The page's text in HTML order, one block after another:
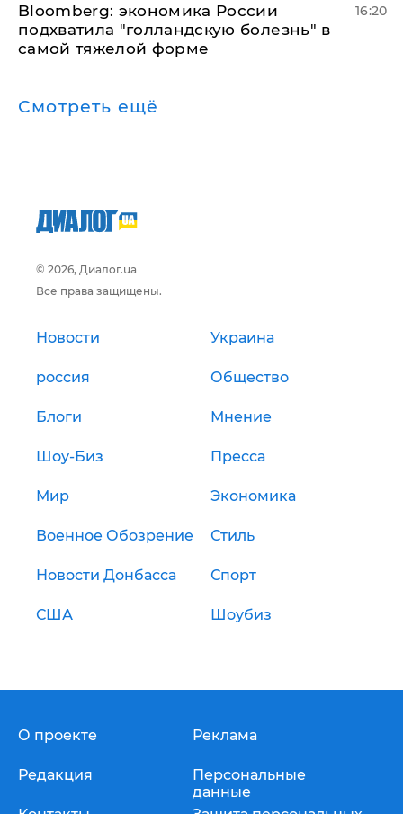
Bloomberg: экономика России
подхватила "голландскую болезнь" в
самой тяжелой форме
16:20
Смотреть ещё
© 2026, Диалог.ua
Все права защищены.
Новости Украина
россия Общество
Блоги Мнение
Шоу-Биз Пресса
Мир Экономика
Военное Обозрение Стиль
Новости Донбасса Спорт
США Шоубиз
О проекте
Редакция
Реклама
Персональные
данные